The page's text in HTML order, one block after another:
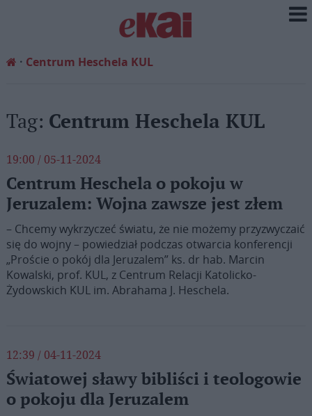
Centrum Heschela KUL
Tag: Centrum Heschela KUL
19:00 / 05-11-2024
Centrum Heschela o pokoju w
Jeruzalem: Wojna zawsze jest złem
– Chcemy wykrzyczeć światu, że nie możemy przyzwyczaić
się do wojny – powiedział podczas otwarcia konferencji
„Proście o pokój dla Jeruzalem” ks. dr hab. Marcin
Kowalski, prof. KUL, z Centrum Relacji Katolicko-
Żydowskich KUL im. Abrahama J. Heschela.
12:39 / 04-11-2024
Światowej sławy bibliści i teologowie
o pokoju dla Jeruzalem